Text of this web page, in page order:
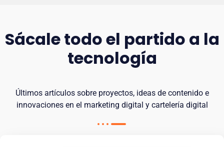
Sácale todo el partido a la
tecnología
Últimos artículos sobre proyectos, ideas de contenido e
innovaciones en el marketing digital y cartelería digital